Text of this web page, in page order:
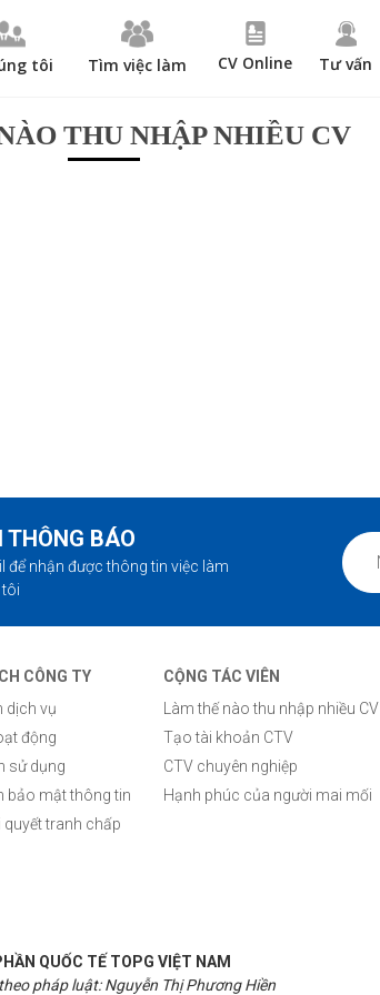
tôi Tìm việc làm CV Online Tư vấn
THU NHẬP NHIỀU CV
BÁO
để nhận được thông tin việc làm
CÔNG TY
dịch vụ
động
sử dụng
bảo mật thông tin
quyết tranh chấp
CỘNG TÁC VIÊN
Làm thế nào thu nhập nhiều CV
Tạo tài khoản CTV
CTV chuyên nghiệp
Hạnh phúc của người mai mối
QUỐC TẾ TOPG VIỆT NAM
pháp luật: Nguyễn Thị Phương Hiền